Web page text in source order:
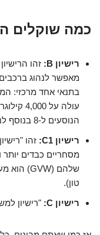
כמה שוקלים
רישיון B:
זהו
מאפשר לנהוג
הנוסעים ל-8 בנוסף לנהג.
רישיון C1:
זהו
מסחריים כבדים
טון).
רישיון C:
"רישיון